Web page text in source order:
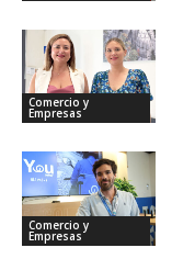
Comercio y
Empresas
Comercio y
Empresas